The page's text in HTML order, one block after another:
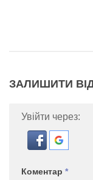
ЗАЛИШИТИ
Увійти через:
Коментар *